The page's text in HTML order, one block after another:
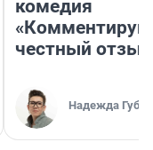
комедия
«Комментируй
честный отзыв
Надежда